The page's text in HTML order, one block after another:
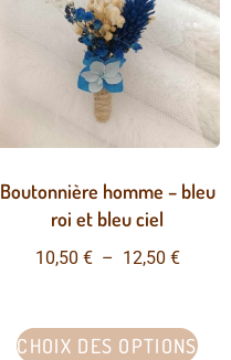
Boutonnière homme – bleu
roi et bleu ciel
10,50 € – 12,50 €
CHOIX DES OPTIONS